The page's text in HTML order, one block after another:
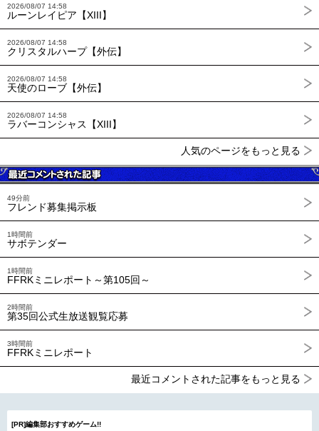
2026/08/07 14:58
ルーンレイピア【XIII】
2026/08/07 14:58
クリスタルハープ【外伝】
2026/08/07 14:58
天使のローブ【外伝】
2026/08/07 14:58
ラバーコンシャス【XIII】
人気のページをもっと見る
49分前
フレンド募集掲示板
1時間前
サボテンダー
1時間前
FFRKミニレポート～第105回～
2時間前
第35回公式生放送観覧応募
3時間前
FFRKミニレポート
最近コメントされた記事をもっと見る
[PR]編集部おすすめゲーム!!